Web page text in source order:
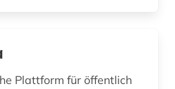
Plattform für öffentlich